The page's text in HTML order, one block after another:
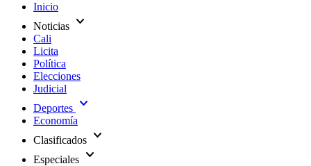
Inicio
Noticias expand_more
Cali
Licita
Política
Elecciones
Judicial
Deportes expand_more
Economía
Clasificados expand_more
Especiales expand_more